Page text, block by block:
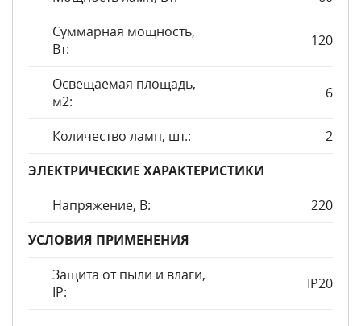
Суммарная мощность,
Вт:
120
Освещаемая площадь,
м2:
6
Количество ламп, шт.:
2
ЭЛЕКТРИЧЕСКИЕ ХАРАКТЕРИСТИКИ
Напряжение, В:
220
УСЛОВИЯ ПРИМЕНЕНИЯ
Защита от пыли и влаги,
IP:
IP20